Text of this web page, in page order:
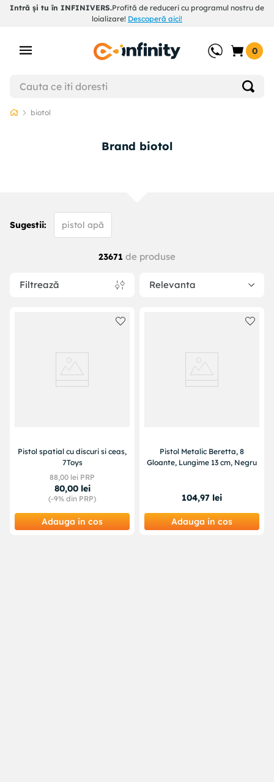
Intră și tu în INFINIVERS.Profită de reduceri cu programul nostru de
loializare! Descoperă aici!
0
biotol
Brand biotol
Sugestii: pistol apă
23671 de produse
Filtrează Relevanta
Pistol spatial cu discuri si ceas,
7Toys
88,00 lei PRP
80,00 lei
(-9% din PRP)
Adauga in cos
Pistol Metalic Beretta, 8
Gloante, Lungime 13 cm, Negru
104,97 lei
Adauga in cos